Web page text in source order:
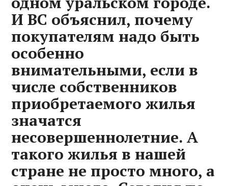
И ВС объяснил, почему
покупателям надо быть
особенно
внимательными, если в
числе собственников
приобретаемого жилья
значатся
несовершеннолетние. А
такого жилья в нашей
стране не просто много, а